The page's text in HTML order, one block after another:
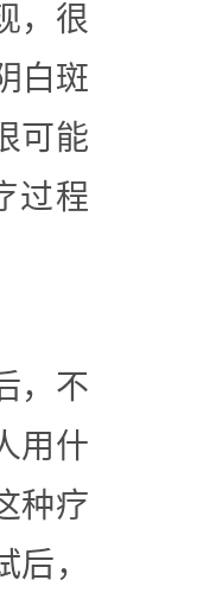
，很
白斑
可能
过程
，不
用什
种疗
，